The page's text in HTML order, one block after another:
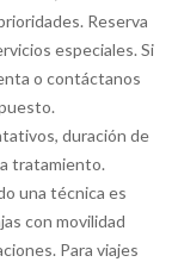
Reserva
especiales. Si
o contáctanos
duración de
tratamiento.
una técnica es
con movilidad
Para viajes